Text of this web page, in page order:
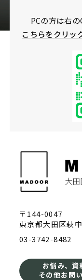
PCの方は右
こちらをクリッ
〒144-0047
東京都大田区萩
03-3742-8482
お悩み、資
その他お問